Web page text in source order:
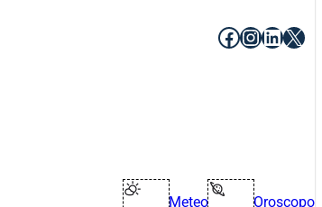
Facebook
X
Meteo Oroscopo